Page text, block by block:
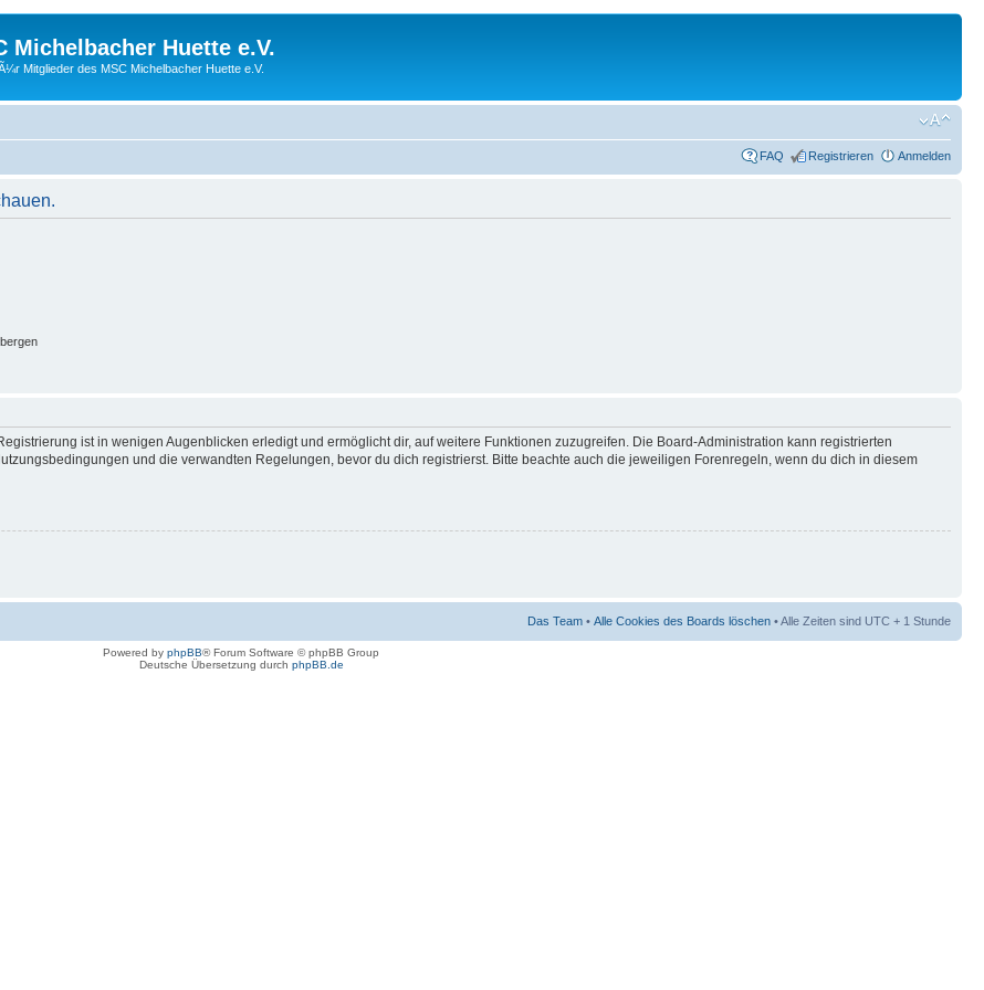
Michelbacher Huette e.V.
Mitglieder des MSC Michelbacher Huette e.V.
FAQ Registrieren Anmelden
ist in wenigen Augenblicken erledigt und ermöglicht dir, auf weitere Funktionen zuzugreifen. Die Board-Administration kann registrierten
und die verwandten Regelungen, bevor du dich registrierst. Bitte beachte auch die jeweiligen Forenregeln, wenn du dich in diesem
Das Team • Alle Cookies des Boards löschen • Alle Zeiten sind UTC + 1 Stunde
Powered by phpBB® Forum Software © phpBB Group
Deutsche Übersetzung durch phpBB.de